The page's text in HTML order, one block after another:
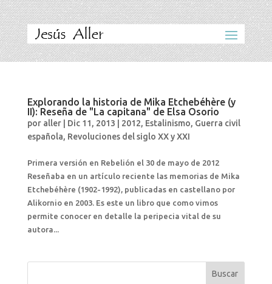
Explorando la historia de Mika Etchebéhère (y
II): Reseña de "La capitana" de Elsa Osorio
por aller| Dic 11, 2013 2012, Estalinismo, Guerra civil
española, Revoluciones del siglo XX y XXI
Primera versión en Rebelión el 30 de mayo de 2012
Reseñaba en un artículo reciente las memorias de Mika
Etchebéhère (1902-1992), publicadas en castellano por
Alikornio en 2003. Es este un libro que como vimos
permite conocer en detalle la peripecia vital de su
autora...
Buscar